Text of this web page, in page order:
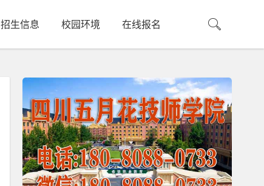
招生信息 校园环境 在线报名